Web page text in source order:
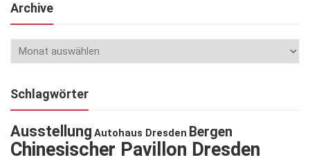
Archive
Schlagwörter
Ausstellung Autohaus Dresden Bergen
Chinesischer Pavillon Dresden